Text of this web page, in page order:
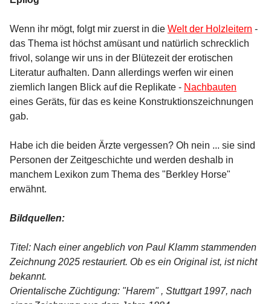
Wenn ihr mögt, folgt mir zuerst in die Welt der Holzleitern -
das Thema ist höchst amüsant und natürlich schrecklich
frivol, solange wir uns in der Blütezeit der erotischen
Literatur aufhalten. Dann allerdings werfen wir einen
ziemlich langen Blick auf die Replikate - Nachbauten
eines Geräts, für das es keine Konstruktionszeichnungen
gab.
Habe ich die beiden Ärzte vergessen? Oh nein ... sie sind
Personen der Zeitgeschichte und werden deshalb in
manchem Lexikon zum Thema des "Berkley Horse"
erwähnt.
Bildquellen:
Titel: Nach einer angeblich von Paul Klamm stammenden
Zeichnung 2025 restauriert. Ob es ein Original ist, ist nicht
bekannt.
Orientalische Züchtigung: "Harem" , Stuttgart 1997, nach